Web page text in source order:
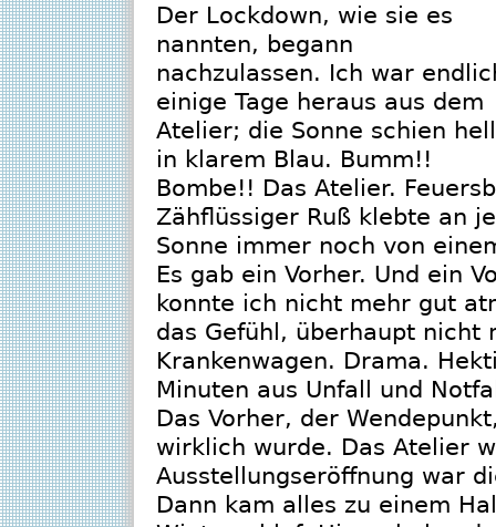
Der Lockdown, wie sie es
nannten, begann
nachzulassen. Ich war
einige Tage heraus aus dem
Atelier; die Sonne schien hell
in klarem Blau. Bumm!!
Bombe!! Das Atelier.
Zähflüssiger Ruß klebte an
Sonne immer noch von
Es gab ein Vorher. Und ein
konnte ich nicht mehr gut
das Gefühl, überhaupt nicht
Krankenwagen. Drama.
Minuten aus Unfall und
Das Vorher, der
wirklich wurde. Das Atelier
Ausstellungseröffnung war
Dann kam alles zu einem